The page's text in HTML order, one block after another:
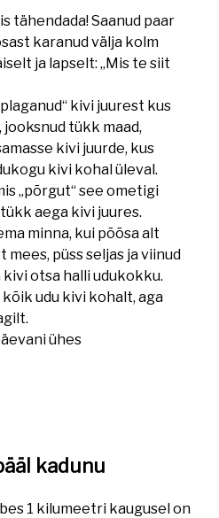
tähendada! Saanud paar
karanud välja kolm
ja lapselt: „Mis te siit
kivi juurest kus
jooksnud tükk maad,
kivi juurde, kus
kivi kohal üleval.
„põrgut“ see ometigi
aega kivi juures.
minna, kui põõsa alt
mees, püss seljas ja viinud
kivi otsa halli udukokku.
udu kivi kohalt, aga
ühes
kadunu
1 kilumeetri kaugusel on